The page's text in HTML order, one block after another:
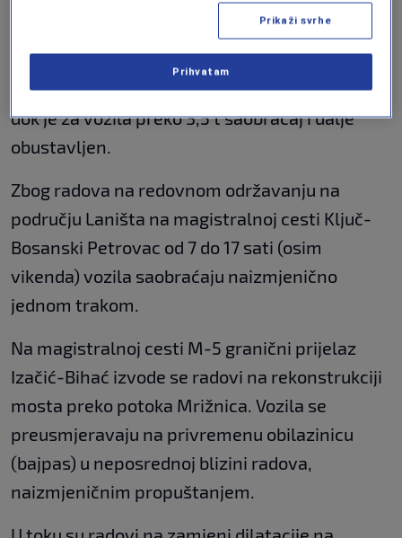
Na magistralnim cestama Dobro Polje-
Miljevina, Tuzla-Bijeljina i Jablanica-Blidinje
dozvoljen je saobraćaj za vozila do 3,5 tone,
dok je za vozila preko 3,5 t saobraćaj i dalje
obustavljen.
Zbog radova na redovnom održavanju na
području Laništa na magistralnoj cesti Ključ-
Bosanski Petrovac od 7 do 17 sati (osim
vikenda) vozila saobraćaju naizmjenično
jednom trakom.
Na magistralnoj cesti M-5 granični prijelaz
Izačić-Bihać izvode se radovi na rekonstrukciji
mosta preko potoka Mrižnica. Vozila se
preusmjeravaju na privremenu obilazinicu
(bajpas) u neposrednoj blizini radova,
naizmjeničnim propuštanjem.
Prikaži svrhe
Prihvatam